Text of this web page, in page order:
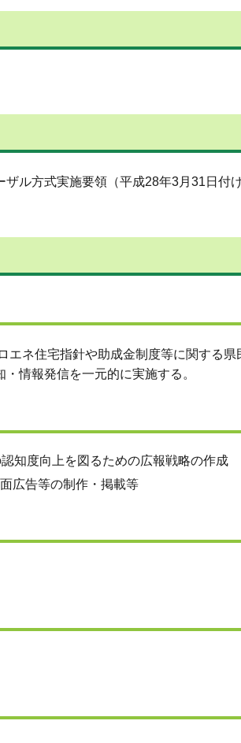
ル方式実施要領（平成28年3月31日付
ネ住宅指針や助成金制度等に関する
情報発信を一元的に実施する。
知度向上を図るための広報戦略の作成
広告等の制作・掲載等